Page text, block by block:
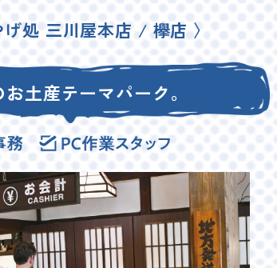
げ処 三川屋本店 / 欅店 〉
土産テーマパーク。